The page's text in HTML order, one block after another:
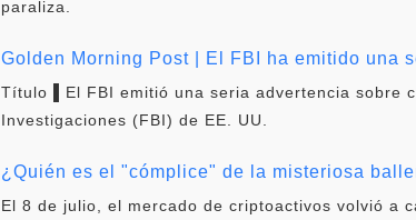
paraliza.
Golden Morning Post | El FBI ha emitido una
Título ▌El FBI emitió una seria advertencia sobre
Investigaciones (FBI) de EE. UU.
¿Quién es el "cómplice" de la misteriosa
El 8 de julio, el mercado de criptoactivos volvió a